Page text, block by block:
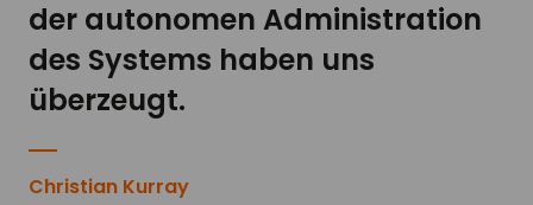
der autonomen Administration
des Systems haben uns
überzeugt.
Christian Kurray